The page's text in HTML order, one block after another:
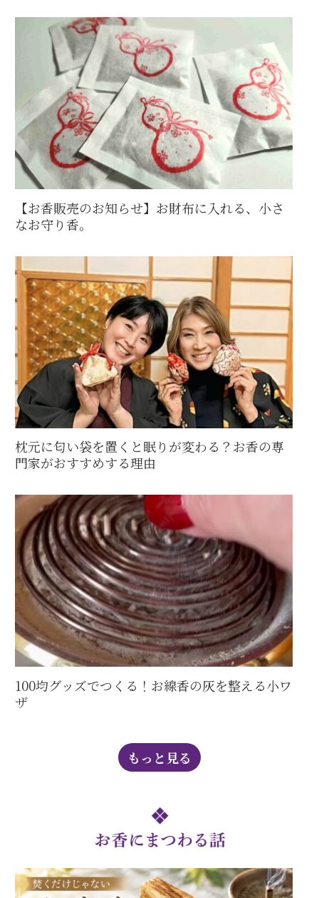
【お香販売のお知らせ】お財布に入れる、小さ
なお守り香。
枕元に匂い袋を置くと眠りが変わる？お香の専
門家がおすすめする理由
100均グッズでつくる！お線香の灰を整える小ワ
ザ
もっと見る